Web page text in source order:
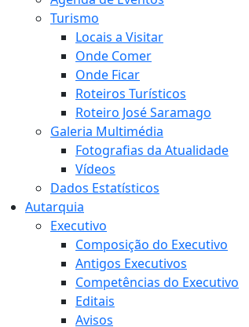
Turismo
Locais a Visitar
Onde Comer
Onde Ficar
Roteiros Turísticos
Roteiro José Saramago
Galeria Multimédia
Fotografias da Atualidade
Vídeos
Dados Estatísticos
Autarquia
Executivo
Composição do Executivo
Antigos Executivos
Competências do Executivo
Editais
Avisos